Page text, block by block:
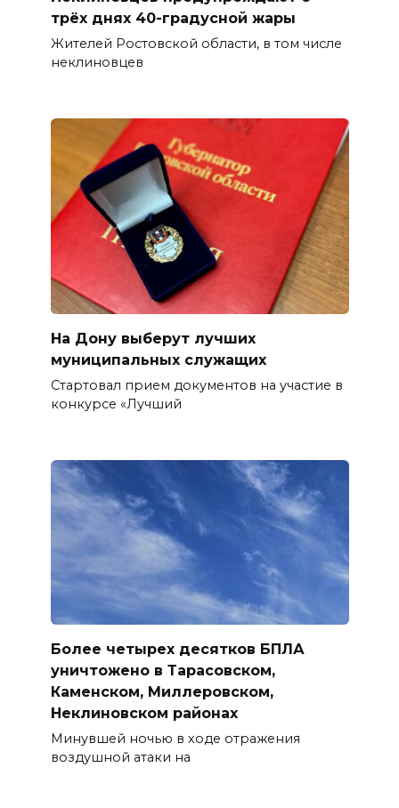
трёх днях 40-градусной жары
Жителей Ростовской области, в том числе
неклиновцев
На Дону выберут лучших
муниципальных служащих
Стартовал прием документов на участие в
конкурсе «Лучший
Более четырех десятков БПЛА
уничтожено в Тарасовском,
Каменском, Миллеровском,
Неклиновском районах
Минувшей ночью в ходе отражения
воздушной атаки на